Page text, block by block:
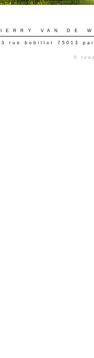
VAN DE
rue bobillot 75013
©